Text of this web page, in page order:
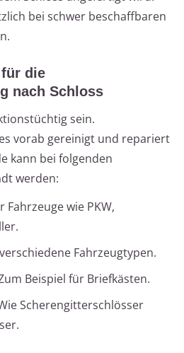
bei schwer beschaffbaren
die
nach Schloss
sein.
vorab gereinigt und repariert
kann bei folgenden
werden:
Fahrzeuge wie PKW,
Fahrzeugtypen.
Beispiel für Briefkästen.
Scherengitterschlösser